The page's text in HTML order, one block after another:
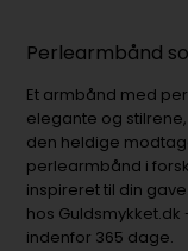
Perlearmbånd
Et armbånd med
elegante og
den heldige
perlearmbånd i
inspireret til din
hos
indenfor 365 dage.